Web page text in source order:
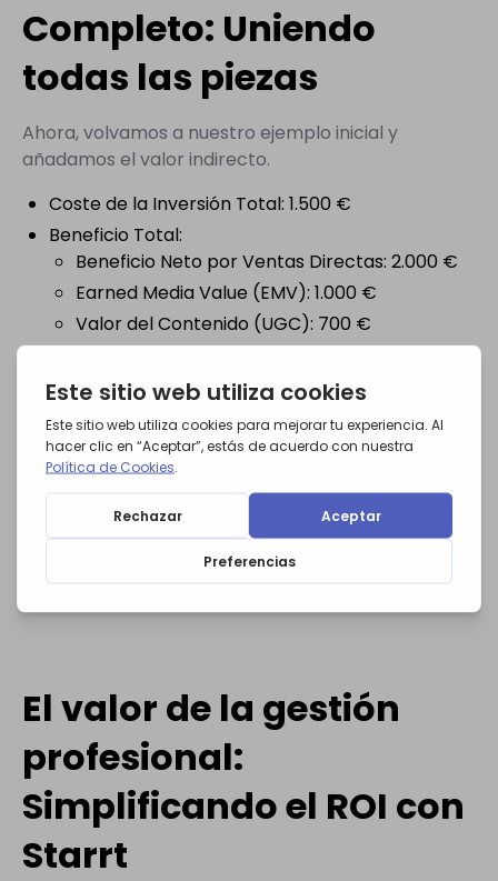
Completo: Uniendo
todas las piezas
Ahora, volvamos a nuestro ejemplo inicial y
añadamos el valor indirecto.
Coste de la Inversión Total: 1.500 €
Beneficio Total:
Beneficio Neto por Ventas Directas: 2.000 €
Earned Media Value (EMV): 1.000 €
Valor del Contenido (UGC): 700 €
Beneficio Total Estratégico = 4.600 €
ROI Estratégico = [ (4.600 € - 1.500 €) / 1.500 €
] x 100 = 206,6%
Como puedes ver, el ROI real de la campaña es
mucho más impresionante cuando se tiene en
cuenta el valor completo que aporta, no solo las
El valor de la gestión
profesional:
Simplificando el ROI con
Starrt